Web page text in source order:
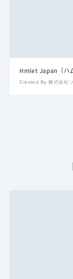
Hmlet Japan（ハ
Created By 株式会社